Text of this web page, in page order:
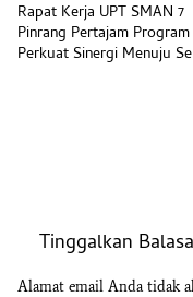
Rapat Kerja UPT SMAN 7
Pinrang Pertajam
Perkuat Sinergi Menuju
Tinggalkan
Alamat email Anda tidak